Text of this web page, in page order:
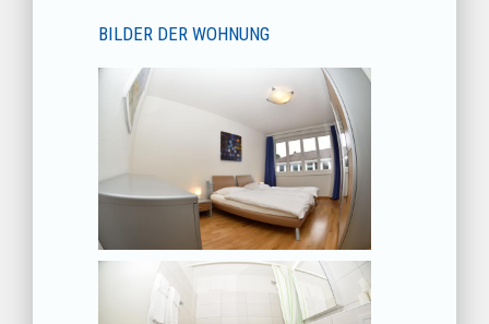
BILDER DER WOHNUNG